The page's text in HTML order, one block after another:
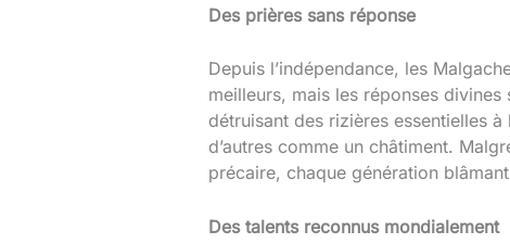
Des prières sans réponse
Depuis l’indépendance, les
meilleurs, mais les réponses
détruisant des rizières essentielles
d’autres comme un châtiment.
précaire, chaque génération
Des talents reconnus mondialement